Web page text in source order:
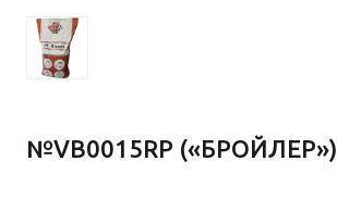
№VB0015RP («БРОЙЛЕР»)